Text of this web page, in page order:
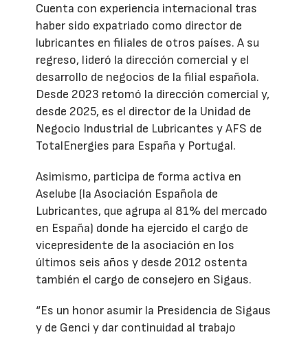
Cuenta con experiencia internacional tras
haber sido expatriado como director de
lubricantes en filiales de otros países. A su
regreso, lideró la dirección comercial y el
desarrollo de negocios de la filial española.
Desde 2023 retomó la dirección comercial y,
desde 2025, es el director de la Unidad de
Negocio Industrial de Lubricantes y AFS de
TotalEnergies para España y Portugal.
Asimismo, participa de forma activa en
Aselube (la Asociación Española de
Lubricantes, que agrupa al 81% del mercado
en España) donde ha ejercido el cargo de
vicepresidente de la asociación en los
últimos seis años y desde 2012 ostenta
también el cargo de consejero en Sigaus.
“Es un honor asumir la Presidencia de Sigaus
y de Genci y dar continuidad al trabajo